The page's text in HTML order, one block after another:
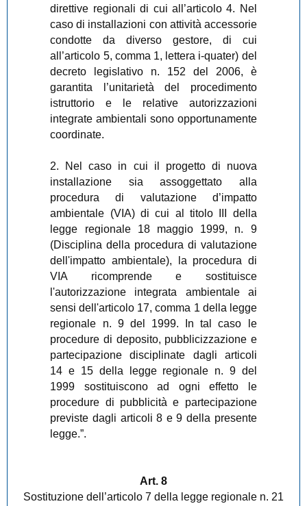
direttive regionali di cui all’articolo 4. Nel
caso di installazioni con attività accessorie
condotte da diverso gestore, di cui
all’articolo 5, comma 1, lettera i-quater) del
decreto legislativo n. 152 del 2006, è
garantita l’unitarietà del procedimento
istruttorio e le relative autorizzazioni
integrate ambientali sono opportunamente
coordinate.
2. Nel caso in cui il progetto di nuova
installazione sia assoggettato alla
procedura di valutazione d’impatto
ambientale (VIA) di cui al titolo III della
legge regionale 18 maggio 1999, n. 9
(Disciplina della procedura di valutazione
dell'impatto ambientale), la procedura di
VIA ricomprende e sostituisce
l'autorizzazione integrata ambientale ai
sensi dell'articolo 17, comma 1 della legge
regionale n. 9 del 1999. In tal caso le
procedure di deposito, pubblicizzazione e
partecipazione disciplinate dagli articoli
14 e 15 della legge regionale n. 9 del
1999 sostituiscono ad ogni effetto le
procedure di pubblicità e partecipazione
previste dagli articoli 8 e 9 della presente
legge.”.
Art. 8
Sostituzione dell’articolo 7 della legge regionale n. 21